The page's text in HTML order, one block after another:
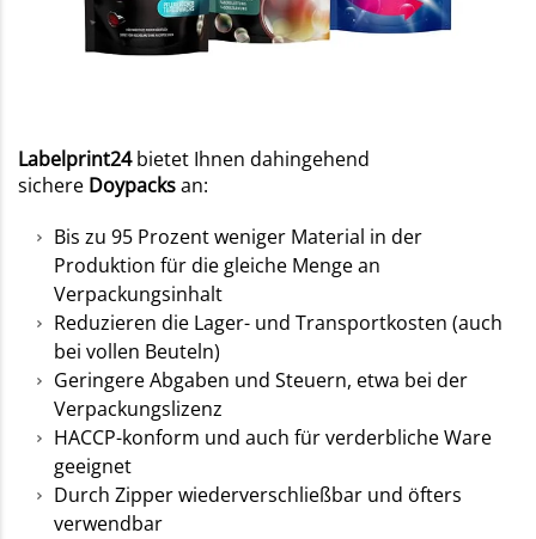
Labelprint24bietet Ihnen dahingehend
sichere Doypacksan:
Bis zu 95 Prozent weniger Material in der
Produktion für die gleiche Menge an
Verpackungsinhalt
Reduzieren die Lager- und Transportkosten (auch
bei vollen Beuteln)
Geringere Abgaben und Steuern, etwa bei der
Verpackungslizenz
HACCP-konform und auch für verderbliche Ware
geeignet
Durch Zipper wiederverschließbar und öfters
verwendbar